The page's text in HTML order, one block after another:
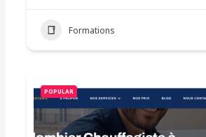
Formations
POPULAR